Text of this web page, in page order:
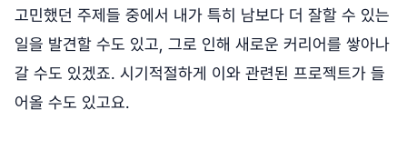
고민했던 주제들 중에서 내가 특히 남보다 더 잘할 수 있는
일을 발견할 수도 있고, 그로 인해 새로운 커리어를 쌓아나
갈 수도 있겠죠. 시기적절하게 이와 관련된 프로젝트가 들
어올 수도 있고요.